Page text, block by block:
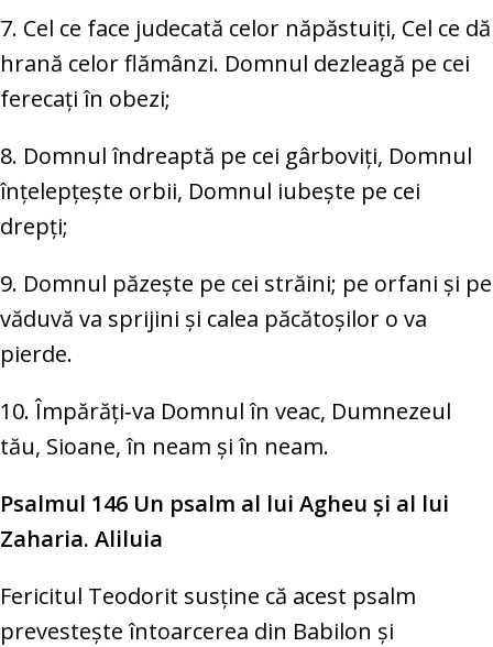
7. Cel ce face judecată celor năpăstuiți, Cel ce dă
hrană celor flămânzi. Domnul dezleagă pe cei
ferecați în obezi;
8. Domnul îndreaptă pe cei gârboviți, Domnul
înțelepțește orbii, Domnul iubește pe cei
drepți;
9. Domnul păzește pe cei străini; pe orfani și pe
văduvă va sprijini și calea păcătoșilor o va
pierde.
10. Împărăți‑va Domnul în veac, Dumnezeul
tău, Sioane, în neam și în neam.
Psalmul 146 Un psalm al lui Agheu şi al lui
Zaharia. Aliluia
Fericitul Teodorit susţine că acest psalm
prevesteşte întoarcerea din Babilon şi